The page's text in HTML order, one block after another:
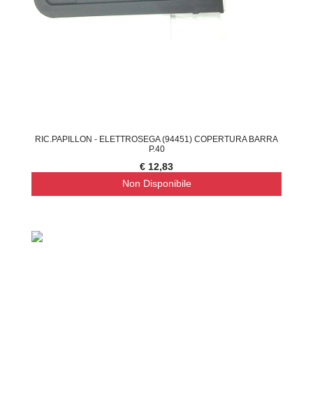
RIC.PAPILLON - ELETTROSEGA (94451) COPERTURA BARRA
P.40
€ 12,83
Non Disponibile